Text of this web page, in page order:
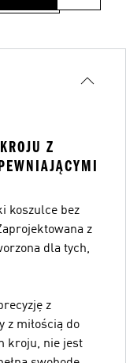
Z
koszulce bez
z
dla tych,
z
z miłością do
kroju, nie jest